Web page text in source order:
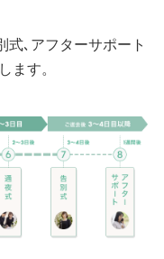
いが始まりま
式､アフターサポート
ます。